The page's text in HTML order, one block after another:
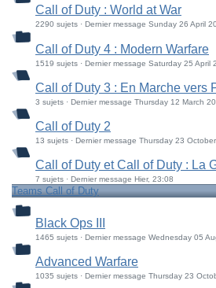
Call of Duty : World at War
2290 sujets · Dernier message Sunday 26 April
Call of Duty 4 : Modern Warfare
1519 sujets · Dernier message Saturday 25 April
Call of Duty 3 : En Marche vers
3 sujets · Dernier message Thursday 12 March
Call of Duty 2
13 sujets · Dernier message Thursday 23
Call of Duty et Call of Duty : La
7 sujets · Dernier message Hier, 23:08
Teams Call of Duty
Black Ops III
1465 sujets · Dernier message Wednesday 05
Advanced Warfare
1035 sujets · Dernier message Thursday 23